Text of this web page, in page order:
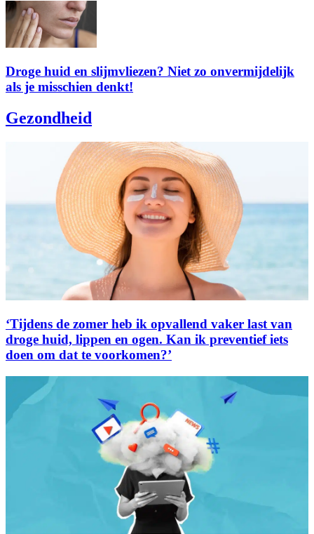
Droge huid en slijmvliezen? Niet zo onvermijdelijk
als je misschien denkt!
Gezondheid
‘Tijdens de zomer heb ik opvallend vaker last van
droge huid, lippen en ogen. Kan ik preventief iets
doen om dat te voorkomen?’